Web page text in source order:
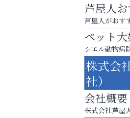
まずは話して
「相続」無料
いわみ
芦屋人
芦屋人がおす
ペット大
シエル動物病
株式会
社）
会社概要
株式会社芦屋